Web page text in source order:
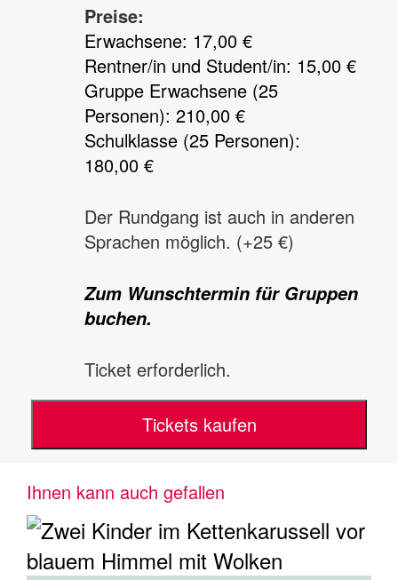
Preise:
Erwachsene: 17,00 €
Rentner/in und Student/in: 15,00 €
Gruppe Erwachsene (25
Personen): 210,00 €
Schulklasse (25 Personen):
180,00 €
Der Rundgang ist auch in anderen
Sprachen möglich. (+25 €)
Zum Wunschtermin für Gruppen
buchen.
Ticket erforderlich.
Tickets kaufen
Ihnen kann auch gefallen